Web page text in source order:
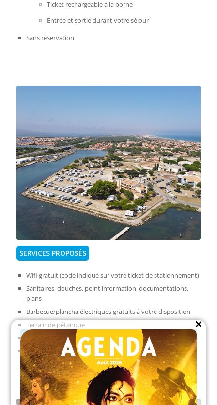
Ticket rechargeable à la borne
Entrée et sortie durant votre séjour
Sans réservation
SERVICES PROPOSÉS
Wifi gratuit (code indiqué sur votre ticket de stationnement)
Sanitaires, douches, point information, documentations,
plans
Barbecue/plancha électriques gratuits à votre disposition
Terrain de pétanque
Tables et bancs de pique-nique
Eau potable, vidange